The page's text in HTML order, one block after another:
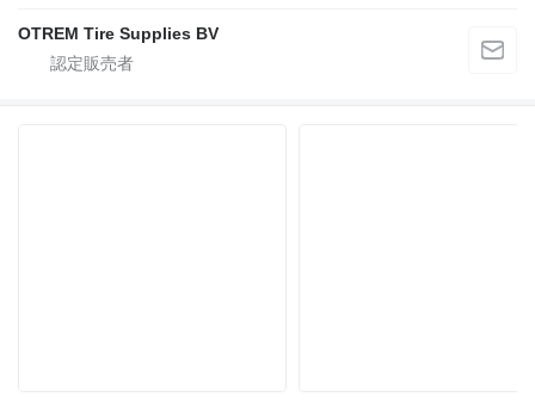
OTREM Tire Supplies BV